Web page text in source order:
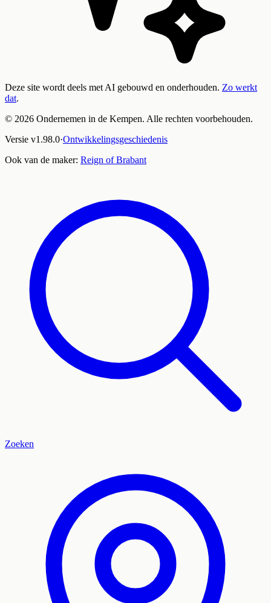
Deze site wordt deels met AI gebouwd en onderhouden. Zo werkt
dat.
© 2026 Ondernemen in de Kempen. Alle rechten voorbehouden.
Versie v1.98.0·Ontwikkelingsgeschiedenis
Ook van de maker: Reign of Brabant
Zoeken